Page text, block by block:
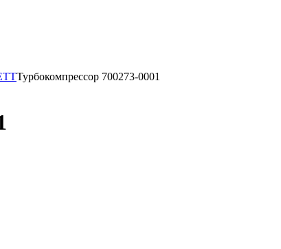
Турбокомпрессор 700273-0001